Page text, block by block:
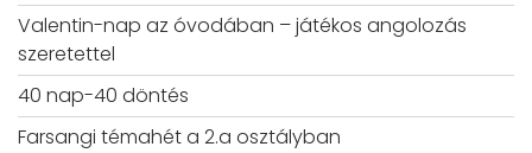
Valentin-nap az óvodában – játékos angolozás
szeretettel
40 nap-40 döntés
Farsangi témahét a 2.a osztályban